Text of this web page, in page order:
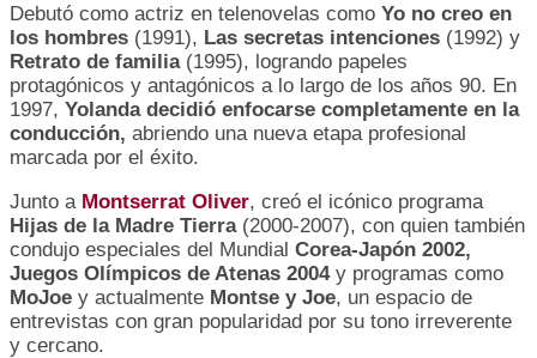
Debutó como actriz en telenovelas como Yo no creo en
los hombres (1991), Las secretas intenciones (1992) y
Retrato de familia(1995), logrando papeles
protagónicos y antagónicos a lo largo de los años 90. En
1997, Yolanda decidió enfocarse completamente en la
conducción, abriendo una nueva etapa profesional
marcada por el éxito.
Junto a Montserrat Oliver, creó el icónico programa
Hijas de la Madre Tierra(2000-2007), con quien también
condujo especiales del Mundial Corea-Japón 2002,
Juegos Olímpicos de Atenas 2004y programas como
MoJoe y actualmente Montse y Joe, un espacio de
entrevistas con gran popularidad por su tono irreverente
y cercano.